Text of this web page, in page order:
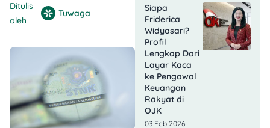
Ditulis
oleh
Tuwaga
Siapa
Friderica
Widyasari?
Profil
Lengkap Dari
Layar Kaca
ke Pengawal
Keuangan
Rakyat di
OJK
03 Feb 2026